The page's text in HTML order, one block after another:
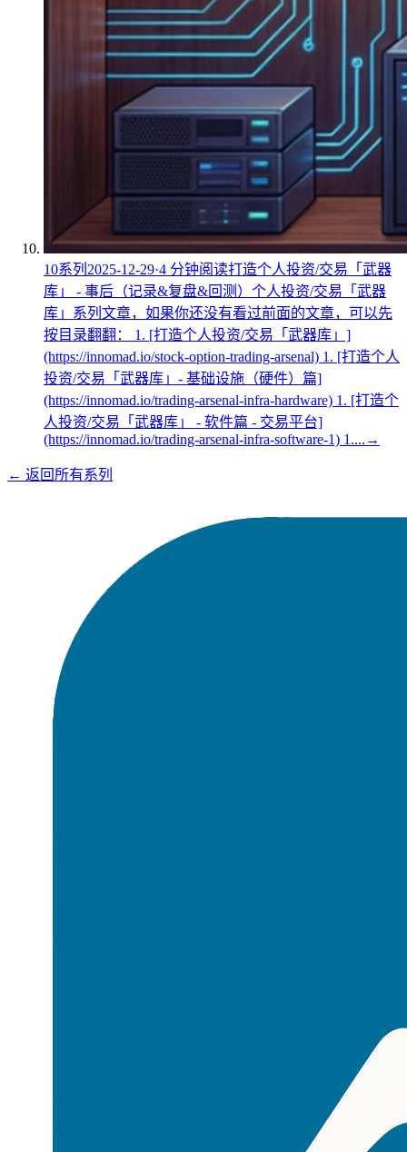
10系列 2025-12-29·4 分钟阅读打造个人投资/交易「武器
库」 - 事后（记录&复盘&回测） 个人投资/交易「武器
库」系列文章，如果你还没有看过前面的文章，可以先
按目录翻翻： 1. [打造个人投资/交易「武器库」]
(https://innomad.io/stock-option-trading-arsenal) 1. [打造个人
投资/交易「武器库」- 基础设施（硬件）篇]
(https://innomad.io/trading-arsenal-infra-hardware) 1. [打造个
人投资/交易「武器库」 - 软件篇 - 交易平台]
(https://innomad.io/trading-arsenal-infra-software-1) 1.... →
← 返回所有系列